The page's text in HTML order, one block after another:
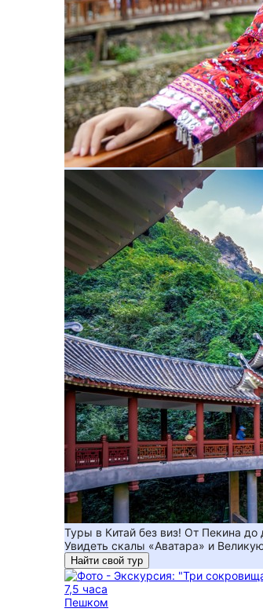
Туры в Китай без виз! От Пекина до
Увидеть скалы «Аватара» и
Найти свой тур
7,5 часа
Пешком